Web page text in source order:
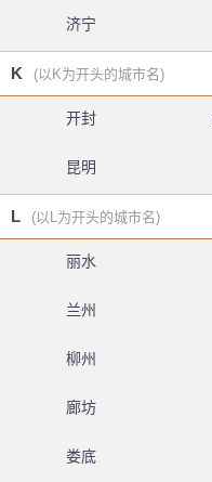
济宁
K (以K为开头的城市名)
开封
昆明
L (以L为开头的城市名)
丽水
兰州
柳州
廊坊
娄底